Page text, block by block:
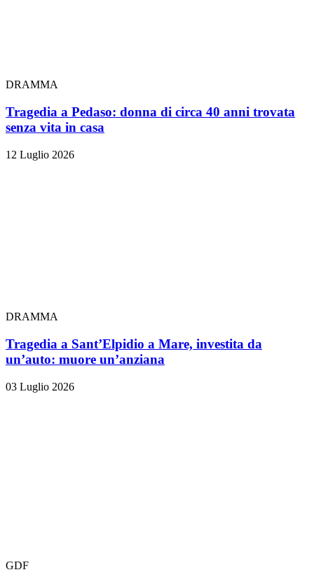
DRAMMA
Tragedia a Pedaso: donna di circa 40 anni trovata
senza vita in casa
12 Luglio 2026
DRAMMA
Tragedia a Sant’Elpidio a Mare, investita da
un’auto: muore un’anziana
03 Luglio 2026
GDF